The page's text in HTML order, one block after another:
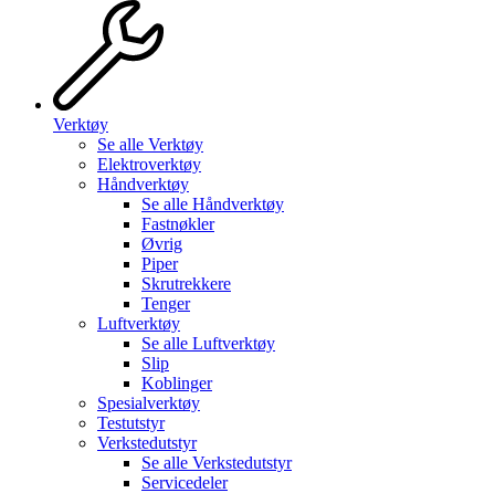
Verktøy
Se alle Verktøy
Elektroverktøy
Håndverktøy
Se alle Håndverktøy
Fastnøkler
Øvrig
Piper
Skrutrekkere
Tenger
Luftverktøy
Se alle Luftverktøy
Slip
Koblinger
Spesialverktøy
Testutstyr
Verkstedutstyr
Se alle Verkstedutstyr
Servicedeler